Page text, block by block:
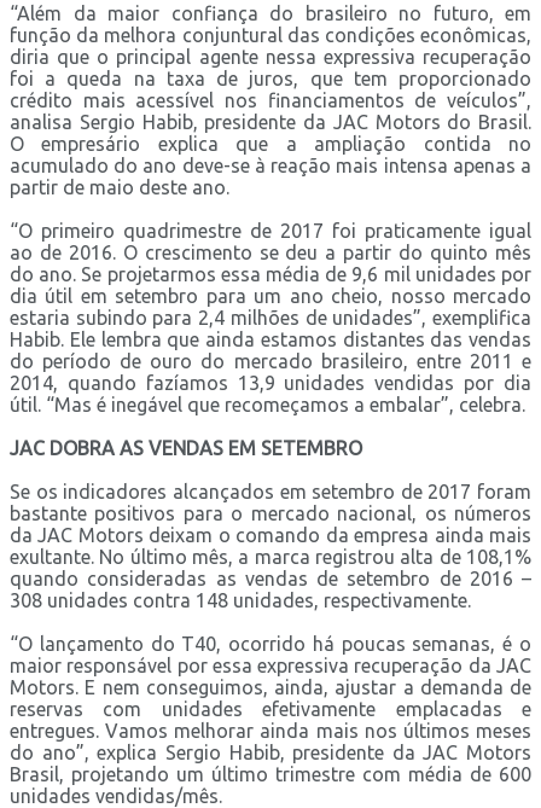
“Além da maior confiança do brasileiro no futuro, em
função da melhora conjuntural das condições econômicas,
diria que o principal agente nessa expressiva recuperação
foi a queda na taxa de juros, que tem proporcionado
crédito mais acessível nos financiamentos de veículos”,
analisa Sergio Habib, presidente da JAC Motors do Brasil.
O empresário explica que a ampliação contida no
acumulado do ano deve-se à reação mais intensa apenas a
partir de maio deste ano.
“O primeiro quadrimestre de 2017 foi praticamente igual
ao de 2016. O crescimento se deu a partir do quinto mês
do ano. Se projetarmos essa média de 9,6 mil unidades por
dia útil em setembro para um ano cheio, nosso mercado
estaria subindo para 2,4 milhões de unidades”, exemplifica
Habib. Ele lembra que ainda estamos distantes das vendas
do período de ouro do mercado brasileiro, entre 2011 e
2014, quando fazíamos 13,9 unidades vendidas por dia
útil. “Mas é inegável que recomeçamos a embalar”, celebra.
JAC DOBRA AS VENDAS EM SETEMBRO
Se os indicadores alcançados em setembro de 2017 foram
bastante positivos para o mercado nacional, os números
da JAC Motors deixam o comando da empresa ainda mais
exultante. No último mês, a marca registrou alta de 108,1%
quando consideradas as vendas de setembro de 2016 –
308 unidades contra 148 unidades, respectivamente.
“O lançamento do T40, ocorrido há poucas semanas, é o
maior responsável por essa expressiva recuperação da JAC
Motors. E nem conseguimos, ainda, ajustar a demanda de
reservas com unidades efetivamente emplacadas e
entregues. Vamos melhorar ainda mais nos últimos meses
do ano”, explica Sergio Habib, presidente da JAC Motors
Brasil, projetando um último trimestre com média de 600
unidades vendidas/mês.